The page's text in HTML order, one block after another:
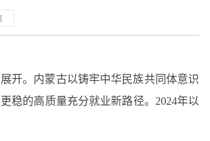
开。内蒙古以铸牢中华民族共同体意识
稳的高质量充分就业新路径。2024年以